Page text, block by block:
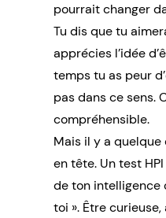
pourrait changer
Tu dis que tu
apprécies l’idée
temps tu as peur
pas dans ce sens.
compréhensible.
Mais il y a
en tête. Un test
de ton intelligence
toi ». Être